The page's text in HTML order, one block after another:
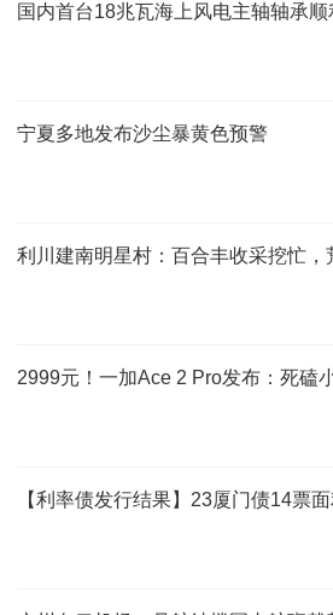
国内首台18兆瓦海上风电主轴轴承顺
宁夏多地发布沙尘暴黄色预警
利川建南明星村：百合丰收采挖忙，
2999元！一加Ace 2 Pro发布：死磕
【利率债发行结果】23厦门债14票